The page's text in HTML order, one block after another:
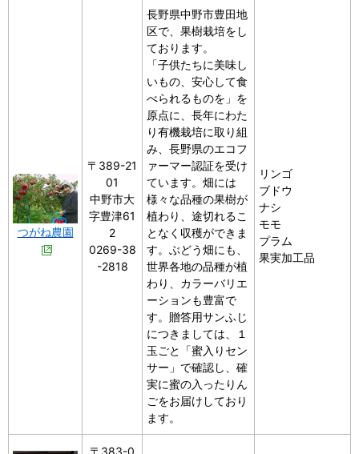
つがね農園
〒389-21
01
中野市大
字豊津61
2
0269-38
-2818
長野県中野市豊田地
区で、果樹栽培をし
ております。
「子供たちに美味し
いもの、安心して食
べられるものを」を
原点に、長年にわた
り有機栽培に取り組
み、長野県のエコフ
ァーマー認証を受け
ています。畑には
様々な品種の果樹が
植わり、途切れるこ
となく収穫ができま
す。ぶどう畑にも、
世界各地の品種が植
わり、カラーバリエ
ーションも豊富で
す。贈答用サンふじ
につきましては、１
玉ごと「蜜入りセン
サー」で確認し、確
実に蜜の入ったりん
ごをお届けしており
ます。
リンゴ
ブドウ
ナシ
モモ
プラム
果実加工品